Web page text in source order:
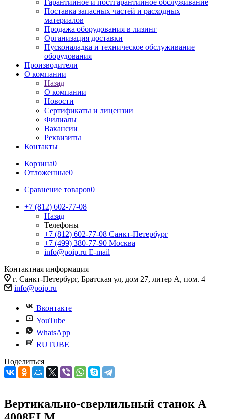
Гарантийное и постгарантийное обслуживание
Поставка запасных частей и расходных
материалов
Продажа оборудования в лизинг
Организация доставки
Пусконаладка и техническое обслуживание
оборудования
Производители
О компании
Назад
О компании
Новости
Сертификаты и лицензии
Филиалы
Вакансии
Реквизиты
Контакты
Корзина0
Отложенные0
Сравнение товаров0
+7 (812) 602-77-08
Назад
Телефоны
+7 (812) 602-77-08 Санкт-Петербург
+7 (499) 380-77-90 Москва
info@poip.ru E-mail
Контактная информация
г. Санкт-Петербург, Братская ул, дом 27, литер А, пом. 4
info@poip.ru
Вконтакте
YouTube
WhatsApp
RUTUBE
Поделиться
Вертикально-сверлильный станок A